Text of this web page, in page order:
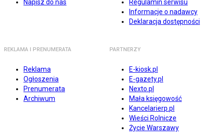
Napisz do nas
Regulamin serwisu
Informacje o nadawcy
Deklaracja dostępności
REKLAMA I PRENUMERATA
Reklama
Ogłoszenia
Prenumerata
Archiwum
PARTNERZY
E-kiosk.pl
E-gazety.pl
Nexto.pl
Mała księgowość
Kancelarierp.pl
Wieści Rolnicze
Życie Warszawy